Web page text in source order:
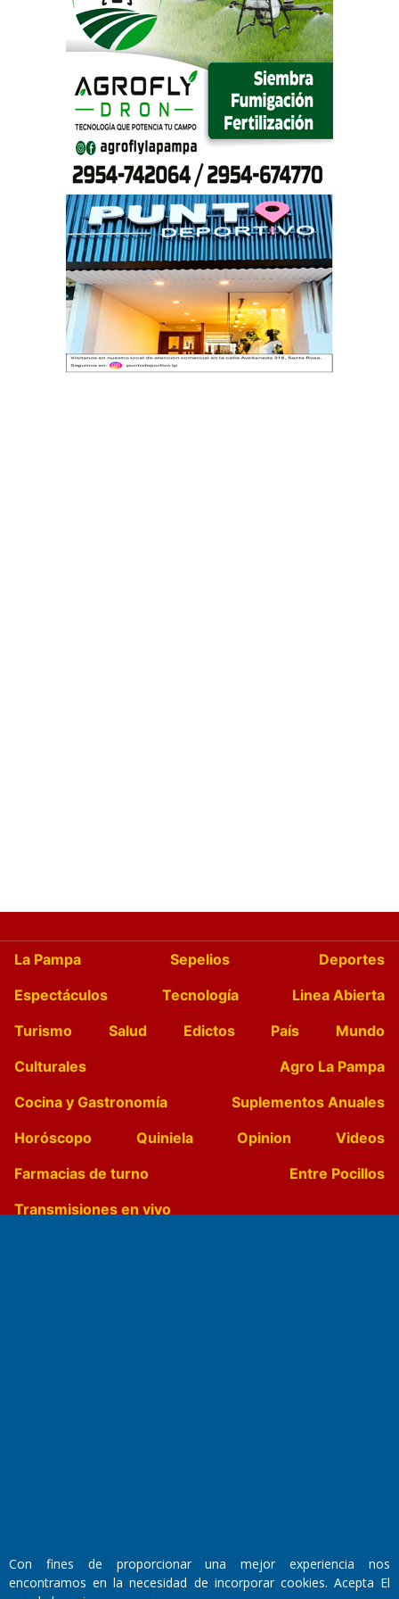
La Pampa Sepelios
Deportes
Espectáculos
Tecnología
Linea Abierta
Turismo
Salud Edictos País
Mundo
Culturales
Agro La Pampa
Cocina y Gastronomía
Suplementos Anuales
Horóscopo
Quiniela Opinion
Videos
Farmacias de turno
Entre Pocillos
Transmisiones en vivo
Propietario: El Diario SRL
Director Periodístico:
Con fines de proporcionar una mejor experiencia nos
encontramos en la necesidad de incorporar cookies. Acepta El